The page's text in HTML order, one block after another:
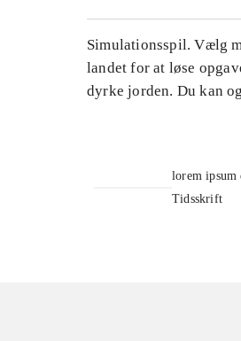
Simulationsspil. Vælg
landet for at løse
dyrke jorden. Du kan
lorem ipsum
Tidsskrift